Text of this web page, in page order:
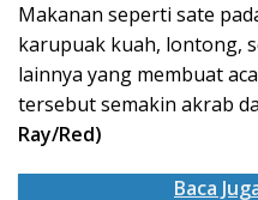
Makanan seperti sate
karupuak kuah, lontong,
lainnya yang membuat
tersebut semakin akrab
Ray/Red)
Baca